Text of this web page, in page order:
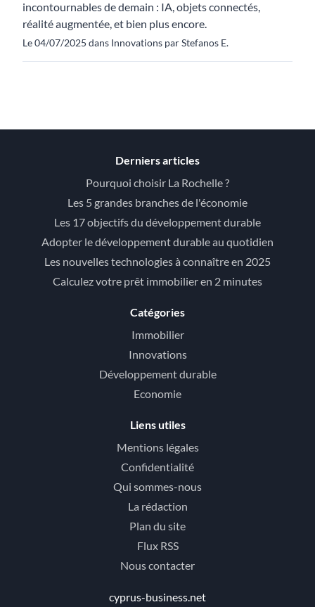
incontournables de demain : IA, objets connectés,
réalité augmentée, et bien plus encore.
Le 04/07/2025 dans Innovations par Stefanos E.
Derniers articles
Pourquoi choisir La Rochelle ?
Les 5 grandes branches de l'économie
Les 17 objectifs du développement durable
Adopter le développement durable au quotidien
Les nouvelles technologies à connaître en 2025
Calculez votre prêt immobilier en 2 minutes
Catégories
Immobilier
Innovations
Développement durable
Economie
Liens utiles
Mentions légales
Confidentialité
Qui sommes-nous
La rédaction
Plan du site
Flux RSS
Nous contacter
cyprus-business.net